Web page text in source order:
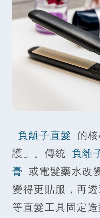
負離子直髮 的
護」。傳統 負離
膏 或電髮藥水改
變得更貼服，再
等直髮工具固定